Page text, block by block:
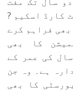
کارڈ اسکیم ?
بھی فراہم کرے
کا بھی
افتتاح کریں گے، جو 18 سے 45 سال کی عمر کے
ہے۔ وہ جن
کا بھی